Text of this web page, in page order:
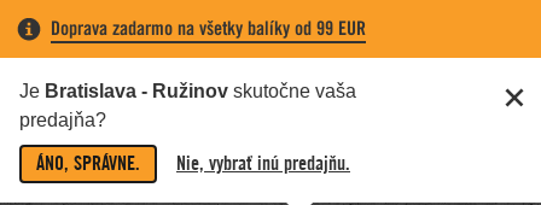
Doprava zadarmo na všetky balíky od 99 EUR
Je Bratislava - Ružinov skutočne vaša
predajňa?
ÁNO, SPRÁVNE. Nie, vybrať inú predajňu.